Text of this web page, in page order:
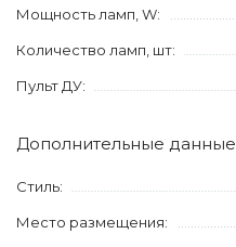
Мощность ламп, W:
Количество ламп, шт:
Пульт ДУ:
Дополнительные данные
Стиль:
Место размещения: